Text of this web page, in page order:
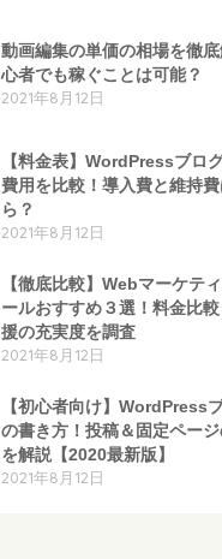
動画編集の単価の相場を徹
心者でも稼ぐことは可能？
2021年8月12日
【料金表】WordPressブロ
費用を比較！導入費と維持費
ら？
2021年8月12日
【徹底比較】Webマーケテ
ールおすすめ３選！料金比
援の充実度を調査
2021年8月12日
【初心者向け】WordPress
の書き方！投稿＆固定ペー
を解説【2020最新版】
2021年8月12日